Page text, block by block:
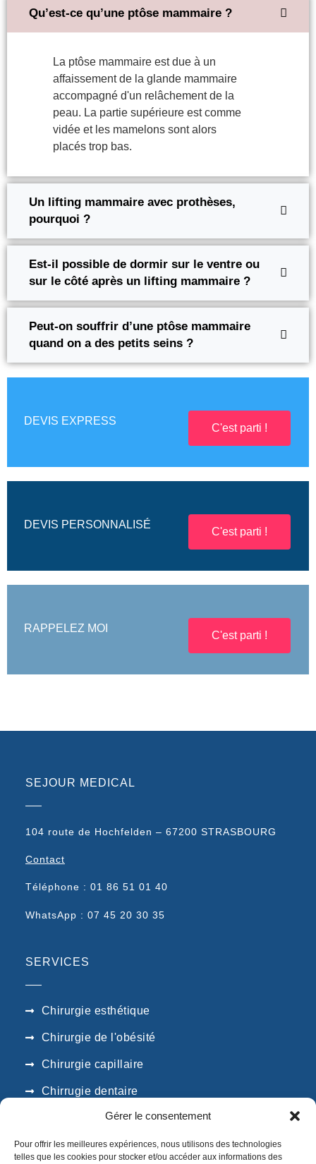
Gérer le consentement
Pour offrir les meilleures expériences, nous utilisons des technologies
telles que les cookies pour stocker et/ou accéder aux informations des
Qu’est-ce qu’une ptôse mammaire ?
La ptôse mammaire est due à un
affaissement de la glande mammaire
accompagné d'un relâchement de la
peau. La partie supérieure est comme
vidée et les mamelons sont alors
placés trop bas.
Un lifting mammaire avec prothèses,
pourquoi ?
Est-il possible de dormir sur le ventre ou
sur le côté après un lifting mammaire ?
Peut-on souffrir d’une ptôse mammaire
quand on a des petits seins ?
DEVIS EXPRESS
C'est parti !
DEVIS PERSONNALISÉ
C'est parti !
RAPPELEZ MOI
C'est parti !
SEJOUR MEDICAL
104 route de Hochfelden – 67200 STRASBOURG
Contact
Téléphone : 01 86 51 01 40
WhatsApp : 07 45 20 30 35
SERVICES
Chirurgie esthétique
Chirurgie de l'obésité
Chirurgie capillaire
Chirrugie dentaire